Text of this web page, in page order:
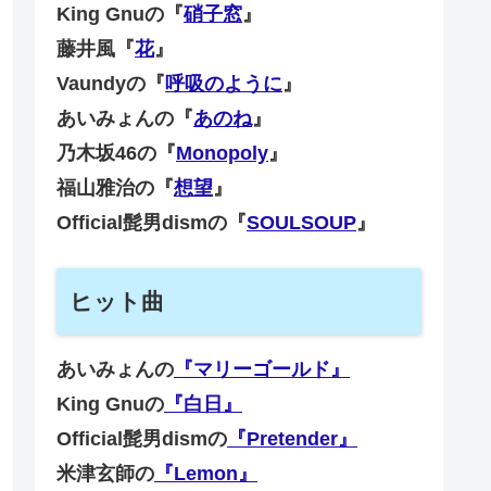
King Gnuの『硝子窓』
藤井風『花』
Vaundyの『呼吸のように』
あいみょんの『あのね』
乃木坂46の『Monopoly』
福山雅治の『想望』
Official髭男dismの『SOULSOUP』
ヒット曲
あいみょんの 『マリーゴールド』
King Gnuの 『白日』
Official髭男dismの 『Pretender』
米津玄師の 『Lemon』